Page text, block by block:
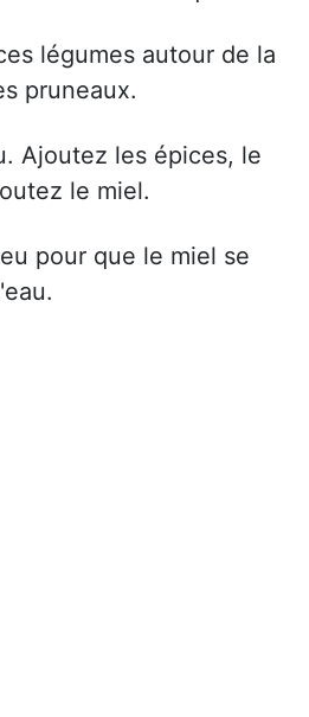
légumes autour de la
pruneaux.
Ajoutez les épices, le
le miel.
pour que le miel se